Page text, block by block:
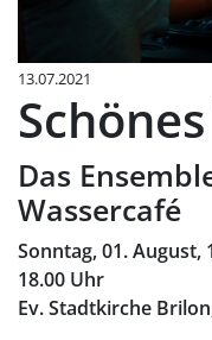
13.07.2021
Das
Wassercafé
Sonntag, 01. August,
18.00 Uhr
Ev. Stadtkirche